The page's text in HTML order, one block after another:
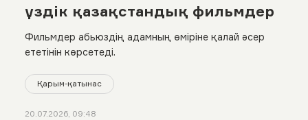
үздік қазақстандық фильмдер
Фильмдер абьюздің адамның өміріне қалай әсер
ететінін көрсетеді.
Қарым-қатынас
20.07.2026, 09:48